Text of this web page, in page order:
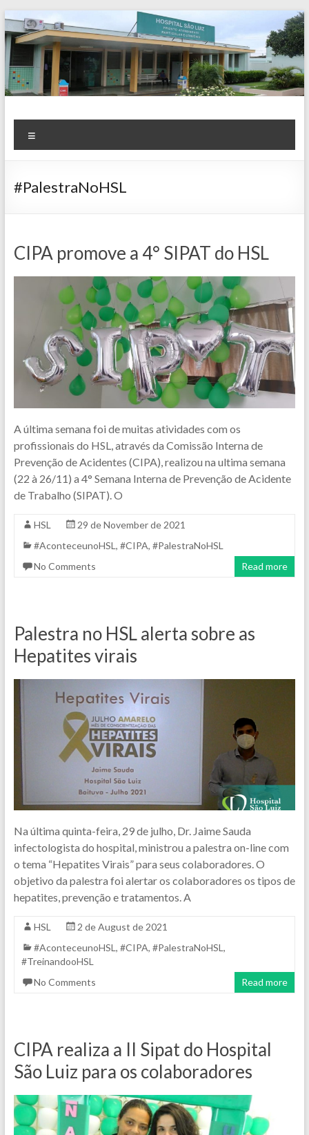
Skip
to
content
Notícias
#PalestraNoHSL
CIPA promove a 4° SIPAT do HSL
A última semana foi de muitas atividades com os
profissionais do HSL, através da Comissão Interna de
Prevenção de Acidentes (CIPA), realizou na ultima semana
(22 à 26/11) a 4° Semana Interna de Prevenção de Acidente
de Trabalho (SIPAT). O
HSL
29 de November de 2021
#AconteceunoHSL , #CIPA, #PalestraNoHSL
No Comments
Read more
Palestra no HSL alerta sobre as
Hepatites virais
Na última quinta-feira, 29 de julho, Dr. Jaime Sauda
infectologista do hospital, ministrou a palestra on-line com
o tema “Hepatites Virais” para seus colaboradores. O
objetivo da palestra foi alertar os colaboradores os tipos de
hepatites, prevenção e tratamentos. A
HSL
2 de August de 2021
#AconteceunoHSL, #CIPA, #PalestraNoHSL,
#TreinandooHSL
No Comments
Read more
CIPA realiza a II Sipat do Hospital
São Luiz para os colaboradores